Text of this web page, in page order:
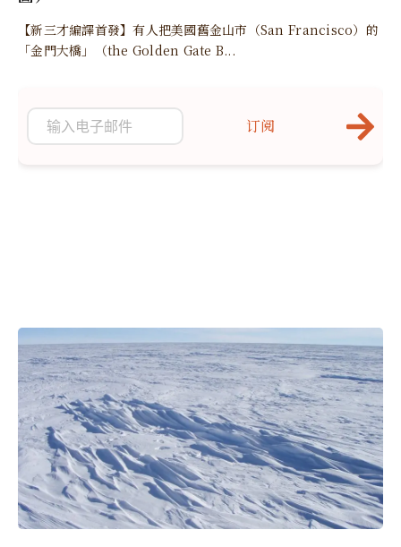
【新三才編譯首發】有人把美國舊金山市（San Francisco）的
「金門大橋」（the Golden Gate B...
订阅